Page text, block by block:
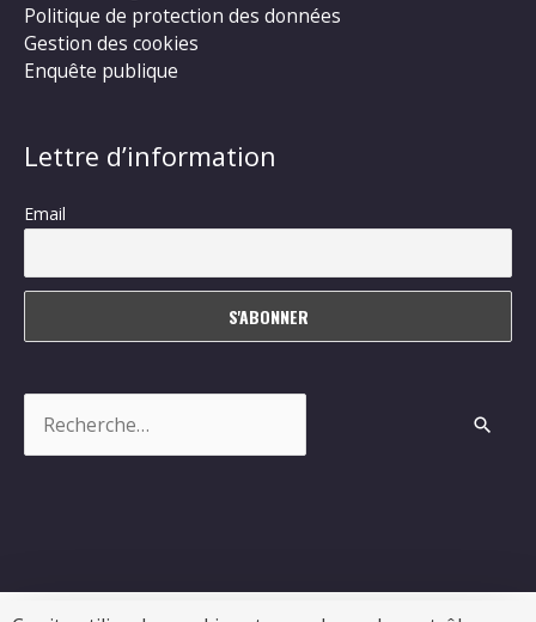
Politique de protection des données
Gestion des cookies
Enquête publique
Lettre d’information
Email